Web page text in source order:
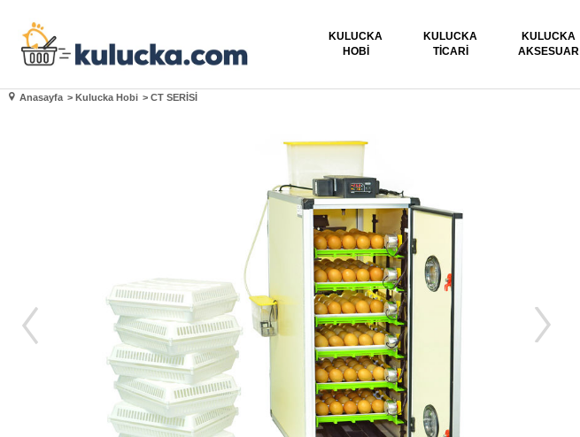
KULUCKA
HOBI
KULUCKA
TICARI
KULUCKA
AKSESUAR
Anasayfa > Kulucka Hobi > CT SERİSİ